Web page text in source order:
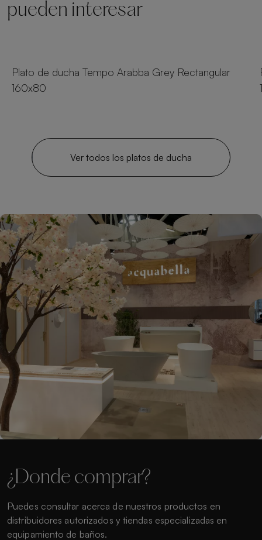
pueden interesar
Plato de ducha Tempo Arabba Grey Rectangular
160x80
Ver todos los platos de ducha
¿Donde comprar?
Puedes consultar acerca de nuestros productos en
distribuidores autorizados y tiendas especializadas en
equipamiento de baños.